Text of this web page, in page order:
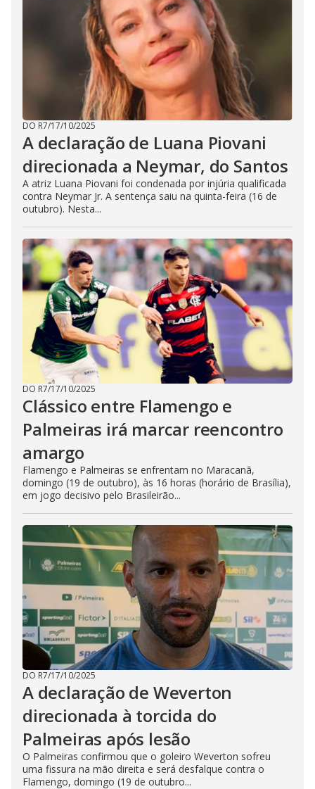
DO R7/17/10/2025
A declaração de Luana Piovani
direcionada a Neymar, do Santos
A atriz Luana Piovani foi condenada por injúria qualificada
contra Neymar Jr. A sentença saiu na quinta-feira (16 de
outubro). Nesta...
DO R7/17/10/2025
Clássico entre Flamengo e
Palmeiras irá marcar reencontro
amargo
Flamengo e Palmeiras se enfrentam no Maracanã,
domingo (19 de outubro), às 16 horas (horário de Brasília),
em jogo decisivo pelo Brasileirão...
DO R7/17/10/2025
A declaração de Weverton
direcionada à torcida do
Palmeiras após lesão
O Palmeiras confirmou que o goleiro Weverton sofreu
uma fissura na mão direita e será desfalque contra o
Flamengo, domingo (19 de outubro...